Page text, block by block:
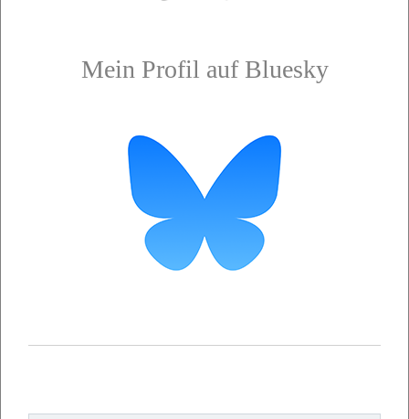
Mein Profil auf Bluesky